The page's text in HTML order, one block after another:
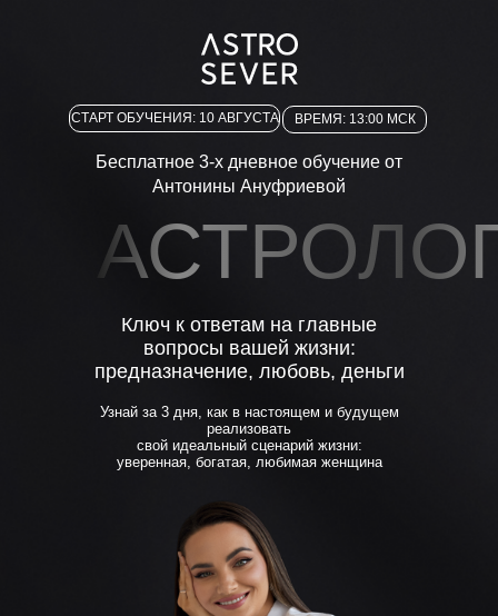
Ключ к ответам на главные
вопросы вашей жизни:
предназначение, любовь, деньги
Бесплатное 3-х дневное обучение от
Антонины Ануфриевой
Узнай за 3 дня, как в настоящем и будущем
реализовать
свой идеальный сценарий жизни:
уверенная, богатая, любимая женщина
СТАРТ ОБУЧЕНИЯ: 10 АВГУСТА ВРЕМЯ: 13:00 МСК